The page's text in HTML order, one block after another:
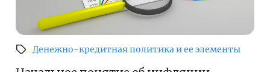
Денежно-кредитная политика и ее элементы